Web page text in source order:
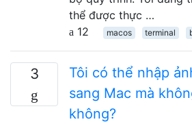
thể được thực …
12
macos terminal
3
Tôi có thể nhập
sang Mac mà
không?